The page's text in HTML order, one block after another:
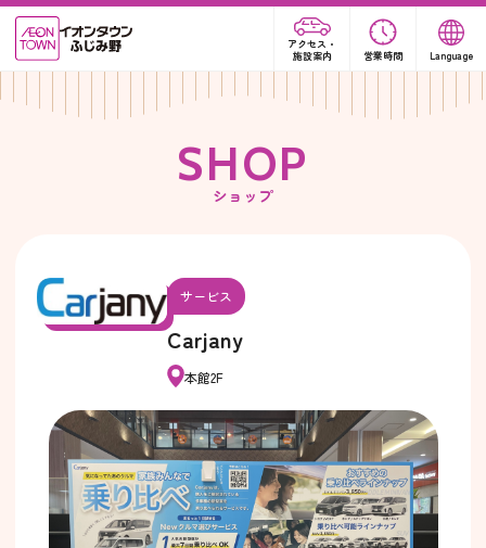
アクセス・
施設案内
営業時間 Language
SHOP
ショップ
サービス
Carjany
本館2F